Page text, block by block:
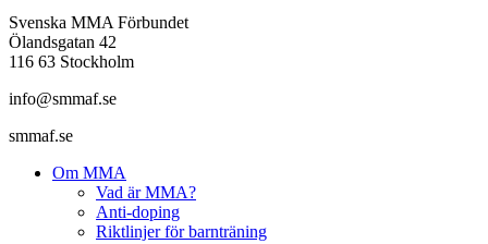
Svenska MMA Förbundet
Ölandsgatan 42
116 63 Stockholm
info@smmaf.se
smmaf.se
Om MMA
Vad är MMA?
Anti-doping
Riktlinjer för barnträning